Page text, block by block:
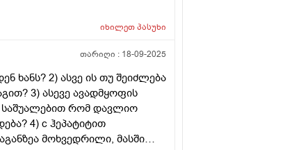
რომელია მართალი?
იხილეთპასუხი
თარიღი : 18-09-2025
ხანს? 2) ასვე ის თუ შეიძლება
3) ასევე ავადმყოფის
საშუალებით რომ დავლიო
4) c ჰეპატიტით
მოხვედრილი, მასში